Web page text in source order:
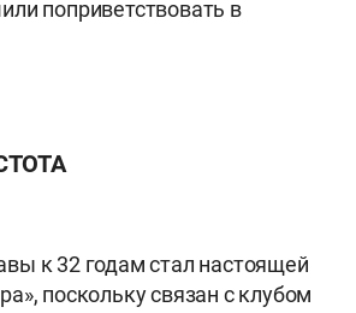
поприветствовать в
к 32 годам стал настоящей
поскольку связан с клубом